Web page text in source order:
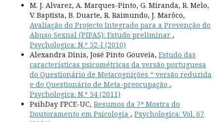
M. J. Alvarez, A. Marques-Pinto, G. Miranda, R. Melo,
V. Baptista, B. Duarte, R. Raimundo, J. Marôco,
Avaliação do Projecto Integrado para a Prevenção do
Abuso Sexual (PIPAS): Estudo preliminar ,
Psychologica: N.º 52-I (2010)
Alexandra Dinis, José Pinto Gouveia, Estudo das
características psicométricas da versão portuguesa
do Questionário de Metacognições “ versão reduzida
e do Questionário de Meta-preocupação ,
Psychologica: N.º 54 (2011)
PsihDay FPCE-UC, Resumos da 7ª Mostra do
Doutoramento em Psicologia , Psychologica: Vol. 67